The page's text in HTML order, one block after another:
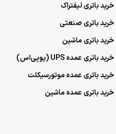
خرید باتری لیفتراک
خرید باتری صنعتی
خرید باتری ماشین
خرید باتری عمده UPS (یو‌پی‌اس)
خرید باتری عمده موتورسیکلت
خرید باتری عمده ماشین